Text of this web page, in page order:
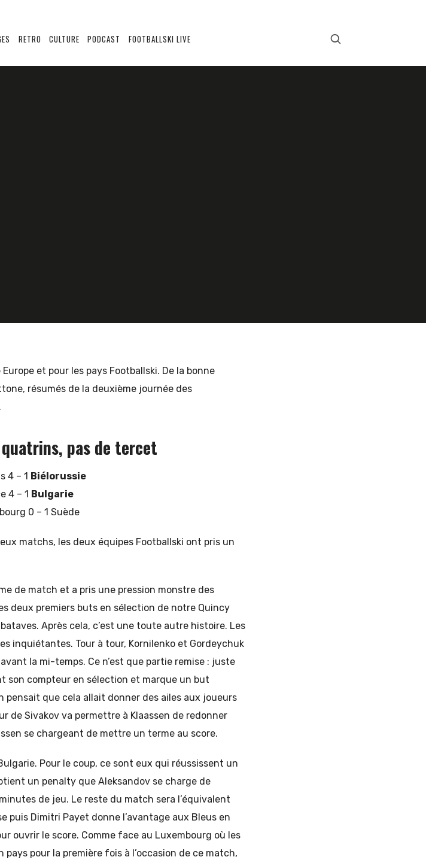
RETRO CULTURE PODCAST FOOTBALLSKI LIVE
et pour les pays Footballski. De la bonne
résumés de la deuxième journée des
quatrins, pas de tercet
4 – 1 Biélorussie
4 – 1 Bulgarie
0 – 1 Suède
matchs, les deux équipes Footballski ont pris un
de match et a pris une pression monstre des
deux premiers buts en sélection de notre Quincy
Après cela, c’est une toute autre histoire. Les
inquiétantes. Tour à tour, Kornilenko et Gordeychuk
la mi-temps. Ce n’est que partie remise : juste
son compteur en sélection et marque un but
pensait que cela allait donner des ailes aux joueurs
de Sivakov va permettre à Klaassen de redonner
se chargeant de mettre un terme au score.
Pour le coup, ce sont eux qui réussissent un
un penalty que Aleksandov se charge de
de jeu. Le reste du match sera l’équivalent
puis Dimitri Payet donne l’avantage aux Bleus en
ouvrir le score. Comme face au Luxembourg où les
pour la première fois à l’occasion de ce match,